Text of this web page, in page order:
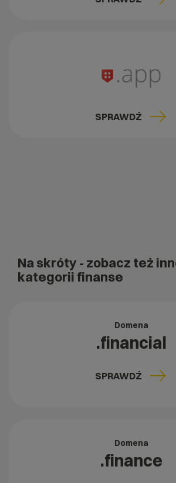
SPRAWDŹ
Na skróty - zobacz też
kategorii finanse
Domena
.financial
SPRAWDŹ
Domena
.finance